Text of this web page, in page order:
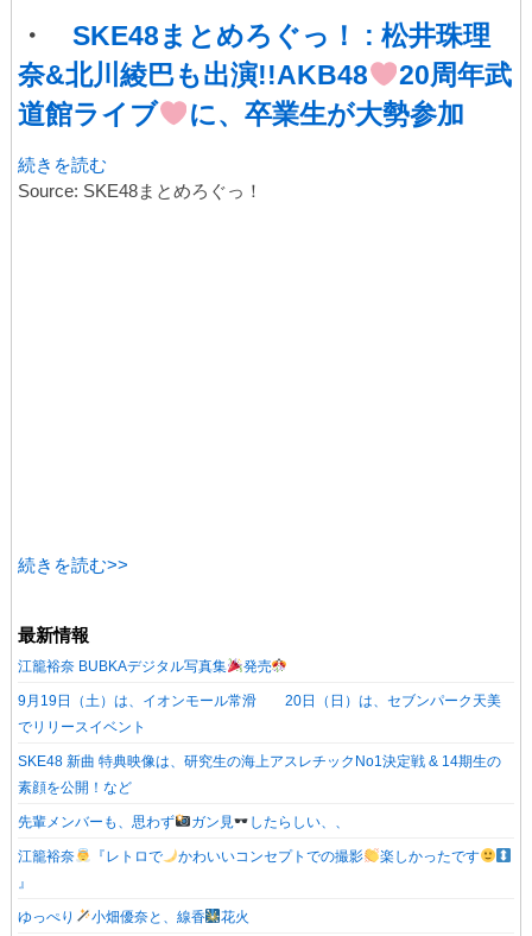
・ SKE48まとめろぐっ！ : 松井珠理
奈&北川綾巴も出演!!AKB48
20周年武
道館ライブ
に、卒業生が大勢参加
続きを読む
Source: SKE48まとめろぐっ！
続きを読む>>
最新情報
江籠裕奈 BUBKAデジタル写真集 発売
9月19日（土）は、イオンモール常滑 20日（日）は、セブンパーク天美
でリリースイベント
SKE48 新曲 特典映像は、研究生の海上アスレチックNo1決定戦 & 14期生の
素顔を公開！など
先輩メンバーも、思わず ガン見 したらしい、、
江籠裕奈 『レトロで かわいいコンセプトでの撮影
楽しかったです
』
ゆっぺり 小畑優奈と、線香 花火